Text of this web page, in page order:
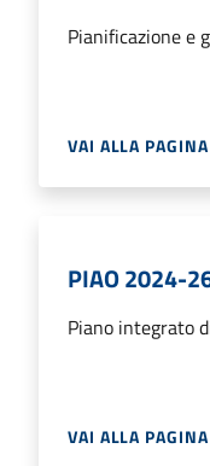
Pianificazione e
VAI ALLA PAGINA
PIAO 2024-
Piano integrato
VAI ALLA PAGINA